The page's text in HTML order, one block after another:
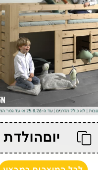
יוםהולדת